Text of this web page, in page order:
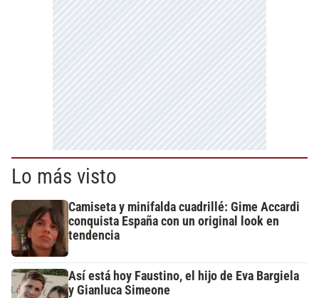
Lo más visto
Camiseta y minifalda cuadrillé: Gime Accardi
conquista España con un original look en
tendencia
Así está hoy Faustino, el hijo de Eva Bargiela
y Gianluca Simeone